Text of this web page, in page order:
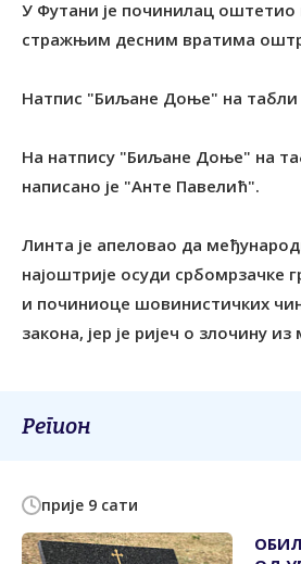
У Футани је починилац оштетио
стражњим десним вратима
Натпис "Биљане Доње" на табли
На натпису "Биљане Доње" на
написано је "Анте Павелић".
Линта је апеловао да
најоштрије осуди србомрзачке
и починиоце шовинистичких
закона, јер је ријеч о злочину
Регион
прије 9 сати